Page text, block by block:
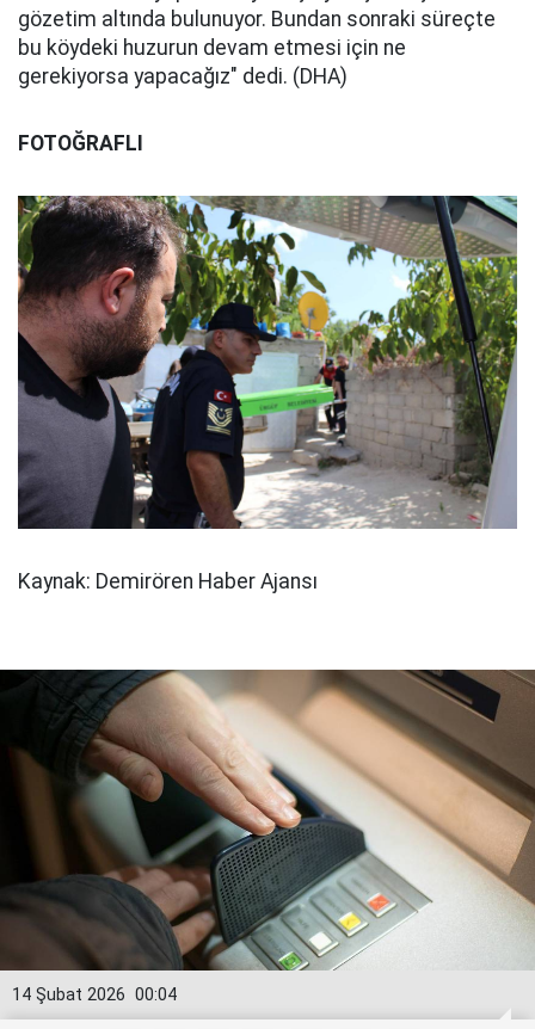
gözetim altında bulunuyor. Bundan sonraki süreçte
bu köydeki huzurun devam etmesi için ne
gerekiyorsa yapacağız" dedi. (DHA)
FOTOĞRAFLI
Kaynak: Demirören Haber Ajansı
00:04
14 Şubat 2026